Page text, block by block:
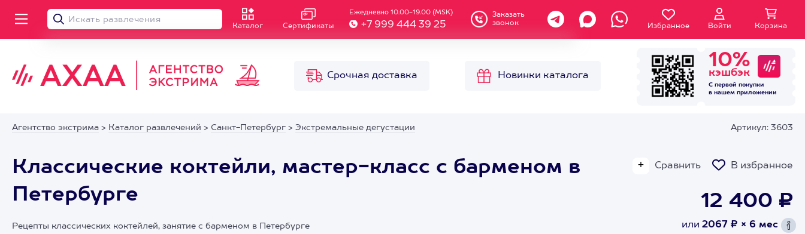
Каталог Сертификаты
Ежедневно 10.00-19.00 (MSK)
+7 999 444 39 25
Заказать
звонок
Избранное Войти Корзина
Срочная доставка Новинки каталога
10%
кэшбэк
С первой покупки
в нашем приложении
Агентство экстрима > Каталог развлечений > Санкт-Петербург > Экстремальные дегустации Артикул: 3603
Классические коктейли, мастер-класс с барменом в
Петербурге
Сравнить В избранное
12 400 ₽
или 2067 ₽ × 6 мес
Рецепты классических коктейлей, занятие с барменом в Петербурге